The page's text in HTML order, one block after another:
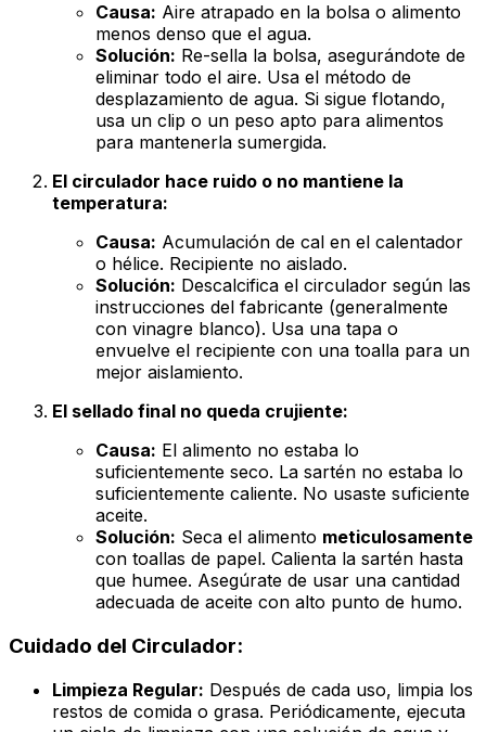
Causa: Aire atrapado en la bolsa o alimento
menos denso que el agua.
Solución: Re-sella la bolsa, asegurándote de
eliminar todo el aire. Usa el método de
desplazamiento de agua. Si sigue flotando,
usa un clip o un peso apto para alimentos
para mantenerla sumergida.
El circulador hace ruido o no mantiene la
temperatura:
Causa: Acumulación de cal en el calentador
o hélice. Recipiente no aislado.
Solución: Descalcifica el circulador según las
instrucciones del fabricante (generalmente
con vinagre blanco). Usa una tapa o
envuelve el recipiente con una toalla para un
mejor aislamiento.
El sellado final no queda crujiente:
Causa: El alimento no estaba lo
suficientemente seco. La sartén no estaba lo
suficientemente caliente. No usaste suficiente
aceite.
Solución: Seca el alimento meticulosamente
con toallas de papel. Calienta la sartén hasta
que humee. Asegúrate de usar una cantidad
adecuada de aceite con alto punto de humo.
Cuidado del Circulador:
Limpieza Regular: Después de cada uso, limpia los
restos de comida o grasa. Periódicamente, ejecuta